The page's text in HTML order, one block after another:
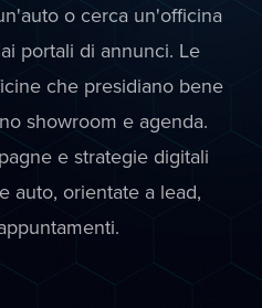
o cerca un'officina
portali di annunci. Le
che presidiano bene
showroom e agenda.
e strategie digitali
auto, orientate a lead,